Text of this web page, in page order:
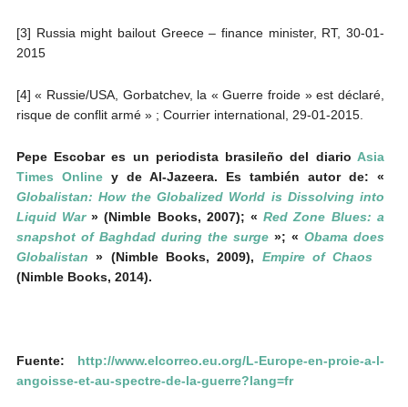
[3] Russia might bailout Greece – finance minister, RT, 30-01-
2015
[4] « Russie/USA, Gorbatchev, la « Guerre froide » est déclaré,
risque de conflit armé » ; Courrier international, 29-01-2015.
Pepe Escobar es un periodista brasileño del diario Asia
Times Online y de Al-Jazeera. Es también autor de: «
Globalistan: How the Globalized World is Dissolving into
Liquid War» (Nimble Books, 2007); «Red Zone Blues: a
snapshot of Baghdad during the surge »; « Obama does
Globalistan» (Nimble Books, 2009), Empire of Chaos
(Nimble Books, 2014).
Fuente: http://www.elcorreo.eu.org/L-Europe-en-proie-a-l-
angoisse-et-au-spectre-de-la-guerre?lang=fr